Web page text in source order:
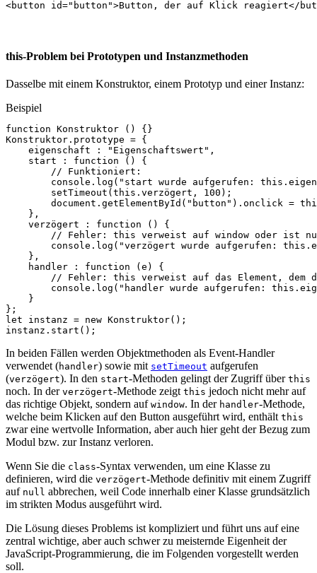
<button id="button">Button, der auf Klick reagiert</
this-Problem bei Prototypen und Instanzmethoden
Dasselbe mit einem Konstruktor, einem Prototyp und einer Instanz:
Beispiel
function Konstruktor ()
{}
Konstruktor . prototype = {
eigenschaft
: "Eigenschaftswert" ,
start
: function ()
{
// Funktioniert:
console . log ( "start wurde aufgerufen:
setTimeout ( this . verzögert , 100 );
document . getElementById ( "button" ). onclick =
},
verzögert
: function ()
{
// Fehler: this verweist auf window oder ist
console . log ( "verzögert wurde aufgerufen:
},
handler
: function ( e )
{
// Fehler: this verweist auf das Element, dem
console . log ( "handler wurde aufgerufen:
}
};
let
instanz = new Konstruktor();
instanz . start ();
In beiden Fällen werden Objektmethoden als Event-Handler
verwendet (handler) sowie mit setTimeout aufgerufen
(verzögert). In den start-Methoden gelingt der Zugriff über this
noch. In der verzögert-Methode zeigt this jedoch nicht mehr auf
das richtige Objekt, sondern auf window. In der handler-Methode,
welche beim Klicken auf den Button ausgeführt wird, enthält this
zwar eine wertvolle Information, aber auch hier geht der Bezug zum
Modul bzw. zur Instanz verloren.
Wenn Sie die class-Syntax verwenden, um eine Klasse zu
definieren, wird die verzögert-Methode definitiv mit einem Zugriff
auf null abbrechen, weil Code innerhalb einer Klasse grundsätzlich
im strikten Modus ausgeführt wird.
Die Lösung dieses Problems ist kompliziert und führt uns auf eine
zentral wichtige, aber auch schwer zu meisternde Eigenheit der
JavaScript-Programmierung, die im Folgenden vorgestellt werden
soll.